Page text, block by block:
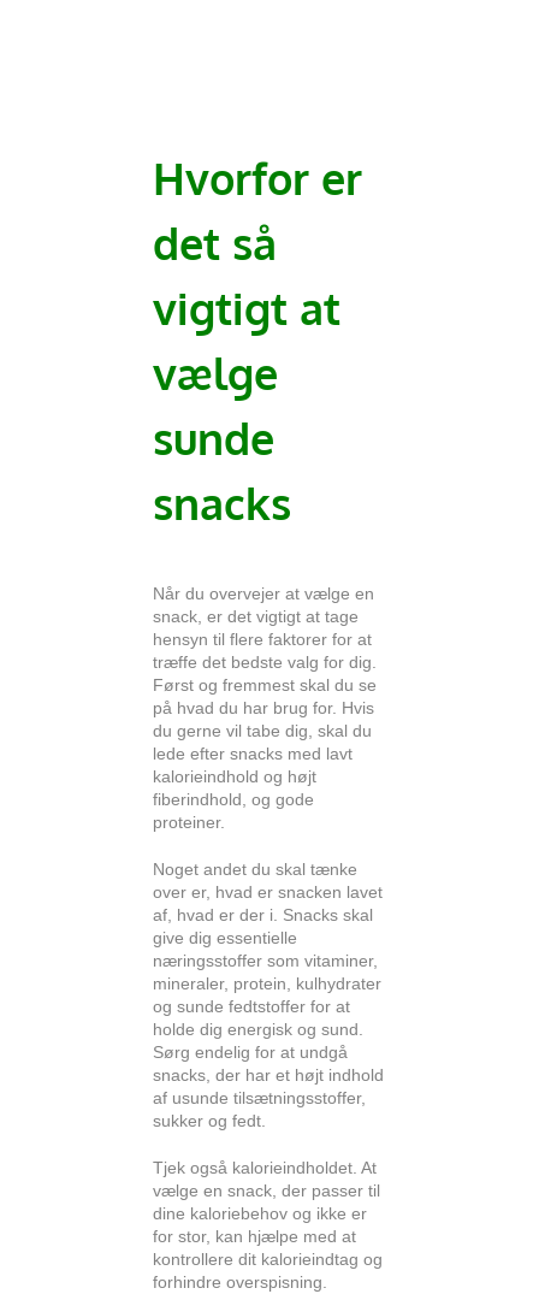
Hvorfor er
det så
vigtigt at
vælge
sunde
snacks
Når du overvejer at vælge en
snack, er det vigtigt at tage
hensyn til flere faktorer for at
træffe det bedste valg for dig.
Først og fremmest skal du se
på hvad du har brug for. Hvis
du gerne vil tabe dig, skal du
lede efter snacks med lavt
kalorieindhold og højt
fiberindhold, og gode
proteiner.
Noget andet du skal tænke
over er, hvad er snacken lavet
af, hvad er der i. Snacks skal
give dig essentielle
næringsstoffer som vitaminer,
mineraler, protein, kulhydrater
og sunde fedtstoffer for at
holde dig energisk og sund.
Sørg endelig for at undgå
snacks, der har et højt indhold
af usunde tilsætningsstoffer,
sukker og fedt.
Tjek også kalorieindholdet. At
vælge en snack, der passer til
dine kaloriebehov og ikke er
for stor, kan hjælpe med at
kontrollere dit kalorieindtag og
forhindre overspisning.